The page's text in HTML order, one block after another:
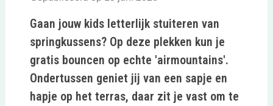
Gaan jouw kids letterlijk stuiteren van
springkussens? Op deze plekken kun je
gratis bouncen op echte 'airmountains'.
Ondertussen geniet jij van een sapje en
hapje op het terras, daar zit je vast om te